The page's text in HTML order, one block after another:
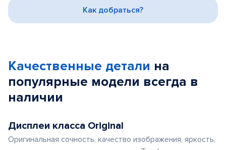
Как добраться?
Качественные детали на
популярные модели всегда в
наличии
Дисплеи класса Original
Оригинальная сочность, качество изображения, яркость,